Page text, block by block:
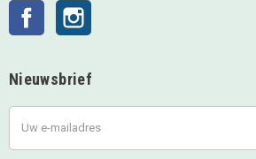
Facebook
Nieuwsbrief